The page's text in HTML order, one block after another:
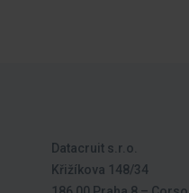
Datacruit s.r.o.
Křižíkova 148/34